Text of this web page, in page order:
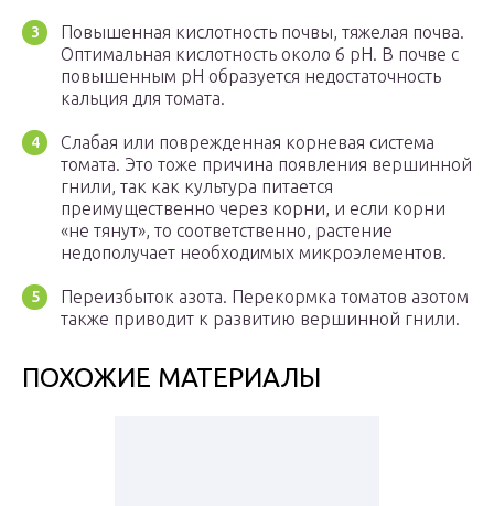
Повышенная кислотность почвы, тяжелая почва.
Оптимальная кислотность около 6 pH. В почве с
повышенным pH образуется недостаточность
кальция для томата.
Слабая или поврежденная корневая система
томата. Это тоже причина появления вершинной
гнили, так как культура питается
преимущественно через корни, и если корни
«не тянут», то соответственно, растение
недополучает необходимых микроэлементов.
Переизбыток азота. Перекормка томатов азотом
также приводит к развитию вершинной гнили.
ПОХОЖИЕ МАТЕРИАЛЫ